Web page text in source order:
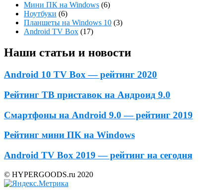
Мини ПК на Windows (6)
Ноутбуки (6)
Планшеты на Windows 10 (3)
Android TV Box (17)
Наши статьи и новости
Android 10 TV Box — рейтинг 2020
Рейтинг ТВ приставок на Андроид 9.0
Смартфоны на Android 9.0 — рейтинг 2019
Рейтинг мини ПК на Windows
Android TV Box 2019 — рейтинг на сегодня
© HYPERGOODS.ru 2020